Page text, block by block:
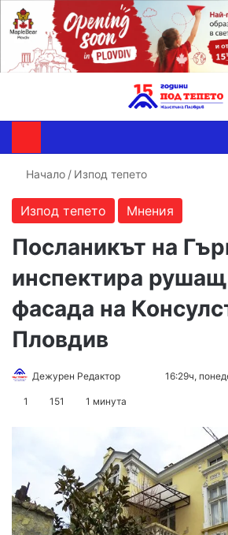
Начало / Изпод тепето
Изпод тепето Мнения
Посланикът на
инспектира
фасада на
Пловдив
Дежурен Редактор
o
w
o
n
X
n
e
m
a
16:29ч,
1 151 1 минута